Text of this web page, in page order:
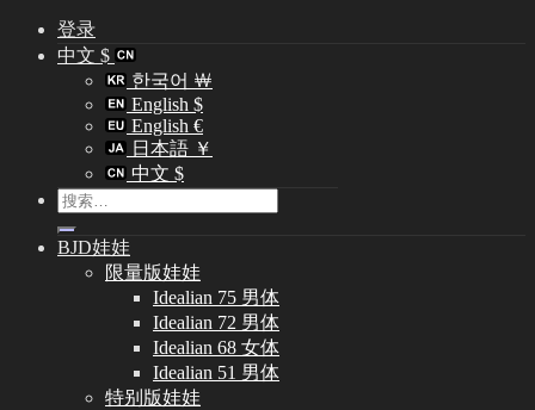
登录
中文 $
한국어 ￦
English $
English €
日本語 ￥
中文 $
搜
索：
BJD娃娃
限量版娃娃
Idealian 75 男体
Idealian 72 男体
Idealian 68 女体
Idealian 51 男体
特别版娃娃